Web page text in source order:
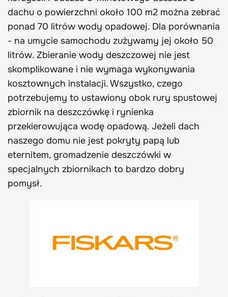
dachu o powierzchni około 100 m2 można zebrać
ponad 70 litrów wody opadowej. Dla porównania
- na umycie samochodu zużywamy jej około 50
litrów. Zbieranie wody deszczowej nie jest
skomplikowane i nie wymaga wykonywania
kosztownych instalacji. Wszystko, czego
potrzebujemy to ustawiony obok rury spustowej
zbiornik na deszczówkę i rynienka
przekierowująca wodę opadową. Jeżeli dach
naszego domu nie jest pokryty papą lub
eternitem, gromadzenie deszczówki w
specjalnych zbiornikach to bardzo dobry
pomysł.